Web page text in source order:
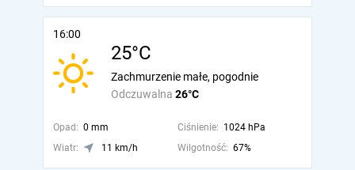
16:00
25°C
Odczuwalna 26°C
Zachmurzenie małe, pogodnie
Opad: 0 mm Ciśnienie: 1024 hPa
Wiatr:
11 km/h Wilgotność: 67%